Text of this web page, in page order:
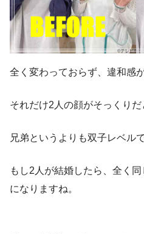
全く変わっておらず、違和感
それだけ2人の顔がそっくりだ
兄弟というよりも双子レベル
もし2人が結婚したら、全く
になりますね。